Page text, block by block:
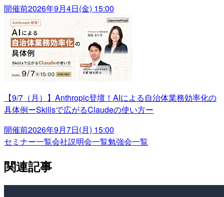
開催前2026年9月4日(金) 15:00
【9/7（月）】Anthropic登壇！AIによる自治体業務効率化の
具体例ーSkillsで広がるClaudeの使い方ー
開催前2026年9月7日(月) 15:00
セミナー一覧会社説明会一覧勉強会一覧
関連記事